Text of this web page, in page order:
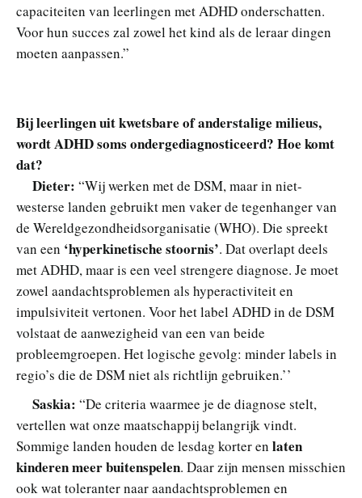
capaciteiten van leerlingen met ADHD onderschatten.
Voor hun succes zal zowel het kind als de leraar dingen
moeten aanpassen.”
Bij leerlingen uit kwetsbare of anderstalige milieus,
wordt ADHD soms ondergediagnosticeerd? Hoe komt
dat?
Dieter: “Wij werken met de DSM, maar in niet-
westerse landen gebruikt men vaker de tegenhanger van
de Wereldgezondheidsorganisatie (WHO). Die spreekt
van een ‘hyperkinetische stoornis’. Dat overlapt deels
met ADHD, maar is een veel strengere diagnose. Je moet
zowel aandachtsproblemen als hyperactiviteit en
impulsiviteit vertonen. Voor het label ADHD in de DSM
volstaat de aanwezigheid van een van beide
probleemgroepen. Het logische gevolg: minder labels in
regio’s die de DSM niet als richtlijn gebruiken.’’
Saskia: “De criteria waarmee je de diagnose stelt,
vertellen wat onze maatschappij belangrijk vindt.
Sommige landen houden de lesdag korter en laten
kinderen meer buitenspelen. Daar zijn mensen misschien
ook wat toleranter naar aandachtsproblemen en